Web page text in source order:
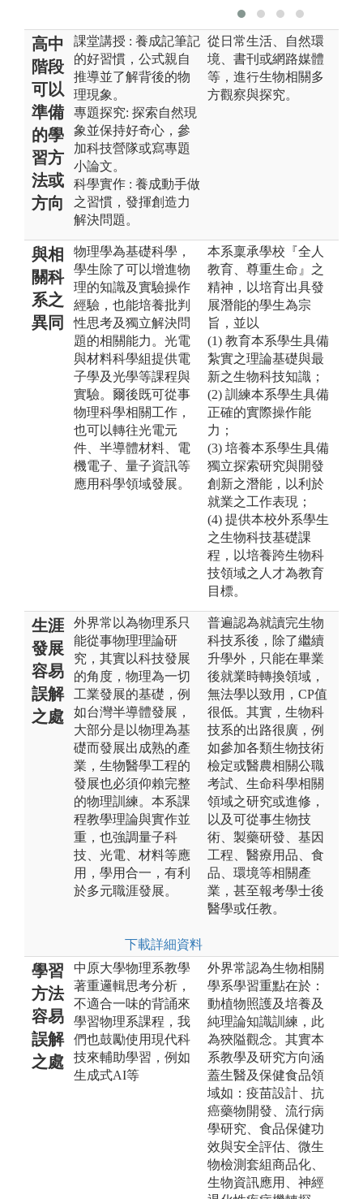
高中
階段
可以
準備
的學
習方
法或
方向
課堂講授 : 養成記筆記
的好習慣，公式親自
推導並了解背後的物
理現象。
專題探究: 探索自然現
象並保持好奇心，參
加科技營隊或寫專題
小論文。
科學實作 : 養成動手做
之習慣，發揮創造力
解決問題。
從日常生活、自然環
境、書刊或網路媒體
等，進行生物相關多
方觀察與探究。
與相
關科
系之
異同
物理學為基礎科學，
學生除了可以增進物
理的知識及實驗操作
經驗，也能培養批判
性思考及獨立解決問
題的相關能力。光電
與材料科學組提供電
子學及光學等課程與
實驗。爾後既可從事
物理科學相關工作，
也可以轉往光電元
件、半導體材料、電
機電子、量子資訊等
應用科學領域發展。
本系稟承學校『全人
教育、尊重生命』之
精神，以培育出具發
展潛能的學生為宗
旨，並以
(1) 教育本系學生具備
紮實之理論基礎與最
新之生物科技知識；
(2) 訓練本系學生具備
正確的實際操作能
力；
(3) 培養本系學生具備
獨立探索研究與開發
創新之潛能，以利於
就業之工作表現；
(4) 提供本校外系學生
之生物科技基礎課
程，以培養跨生物科
技領域之人才為教育
目標。
生涯
發展
容易
誤解
之處
外界常以為物理系只
能從事物理理論研
究，其實以科技發展
的角度，物理為一切
工業發展的基礎，例
如台灣半導體發展，
大部分是以物理為基
礎而發展出成熟的產
業，生物醫學工程的
發展也必須仰賴完整
的物理訓練。本系課
程教學理論與實作並
重，也強調量子科
技、光電、材料等應
用，學用合一，有利
於多元職涯發展。
下載詳細資料
普遍認為就讀完生物
科技系後，除了繼續
升學外，只能在畢業
後就業時轉換領域，
無法學以致用，CP值
很低。其實，生物科
技系的出路很廣，例
如參加各類生物技術
檢定或醫農相關公職
考試、生命科學相關
領域之研究或進修，
以及可從事生物技
術、製藥研發、基因
工程、醫療用品、食
品、環境等相關產
業，甚至報考學士後
醫學或任教。
學習
方法
容易
誤解
之處
中原大學物理系教學
著重邏輯思考分析，
不適合一味的背誦來
學習物理系課程，我
們也鼓勵使用現代科
技來輔助學習，例如
生成式AI等
外界常認為生物相關
學系學習重點在於：
動植物照護及培養及
純理論知識訓練，此
為狹隘觀念。其實本
系教學及研究方向涵
蓋生醫及保健食品領
域如：疫苗設計、抗
癌藥物開發、流行病
學研究、食品保健功
效與安全評估、微生
物檢測套組商品化、
生物資訊應用、神經